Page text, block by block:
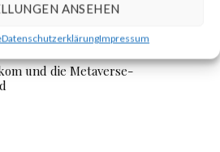
ANSEHEN
DatenschutzerklärungImpressum
und die Metaverse-